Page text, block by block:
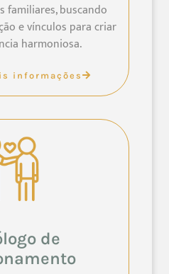
familiares, buscando
e vínculos para criar
harmoniosa.
informações
de